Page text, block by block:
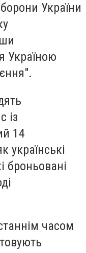
України
Україною
із
14
українські
броньовані
часом